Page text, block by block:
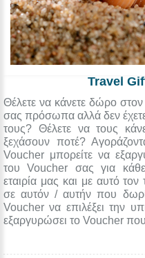
Travel
Θέλετε να κάνετε δώρο
σας πρόσωπα αλλά δεν
τους? Θέλετε να τους
ξεχάσουν ποτέ?
Voucher μπορείτε να
του Voucher σας για
εταιρία μας και με αυτό
σε αυτόν / αυτήν που
Voucher να επιλέξει την
εξαργυρώσει το Voucher